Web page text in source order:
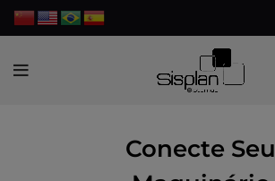
Conecte Seu